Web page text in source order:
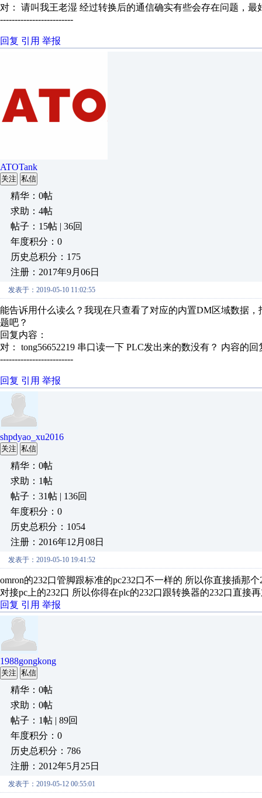
对： 请叫我王老湿 经过转换后的通信确实有些会存在问题，最
-------------------------
回复 引用 举报
ATOTank
关注 私信
精华：0帖
求助：4帖
帖子：15帖 | 36回
年度积分：0
历史总积分：175
注册：2017年9月06日
发表于：2019-05-10 11:02:55
能告诉用什么读么？我现在只查看了对应的内置DM区域数据
题吧？
回复内容：
对： tong56652219 串口读一下 PLC发出来的数没有？ 内容的回
-------------------------
回复 引用 举报
shpdyao_xu2016
关注 私信
精华：0帖
求助：1帖
帖子：31帖 | 136回
年度积分：0
历史总积分：1054
注册：2016年12月08日
发表于：2019-05-10 19:41:52
omron的232口管脚跟标准的pc232口不一样的 所以你直接插那
对接pc上的232口 所以你得在plc的232口跟转换器的232口直接
回复 引用 举报
1988gongkong
关注 私信
精华：0帖
求助：0帖
帖子：1帖 | 89回
年度积分：0
历史总积分：786
注册：2012年5月25日
发表于：2019-05-12 00:55:01